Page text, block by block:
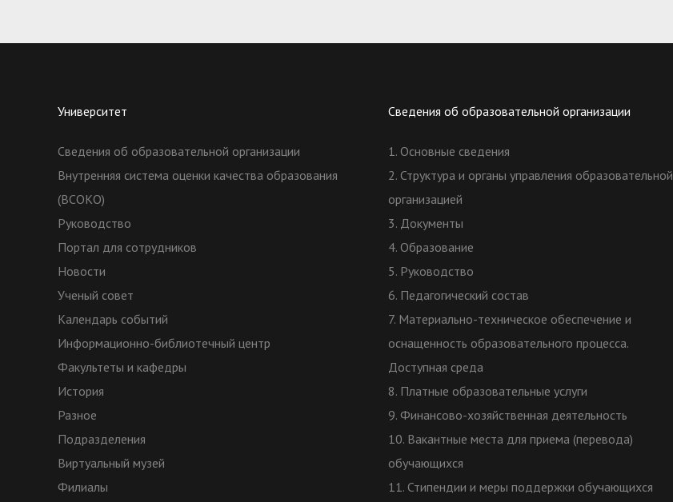
Университет
Сведения об образовательной организации
Внутренняя система оценки качества образования
(ВСОКО)
Руководство
Портал для сотрудников
Новости
Ученый совет
Календарь событий
Информационно-библиотечный центр
Факультеты и кафедры
История
Разное
Подразделения
Виртуальный музей
Филиалы
Сведения об образовательной организации
1. Основные сведения
2. Структура и органы управления образовательной
организацией
3. Документы
4. Образование
5. Руководство
6. Педагогический состав
7. Материально-техническое обеспечение и
оснащенность образовательного процесса.
Доступная среда
8. Платные образовательные услуги
9. Финансово-хозяйственная деятельность
10. Вакантные места для приема (перевода)
обучающихся
11. Стипендии и меры поддержки обучающихся